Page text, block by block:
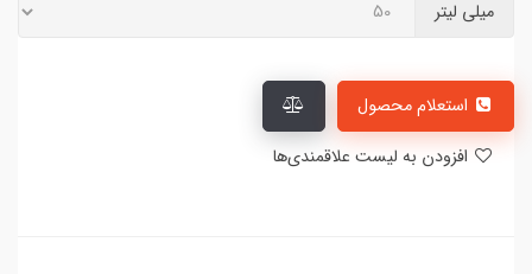
میلی لیتر
استعلام محصول